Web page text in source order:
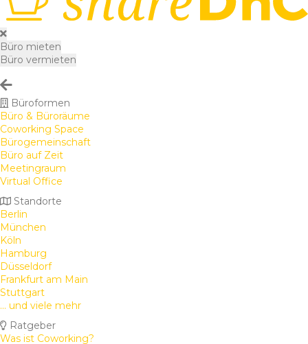
Büro mieten
Büro vermieten
Büroformen
Büro & Büroräume
Coworking Space
Bürogemeinschaft
Büro auf Zeit
Meetingraum
Virtual Office
Standorte
Berlin
München
Köln
Hamburg
Düsseldorf
Frankfurt am Main
Stuttgart
... und viele mehr
Ratgeber
Was ist Coworking?